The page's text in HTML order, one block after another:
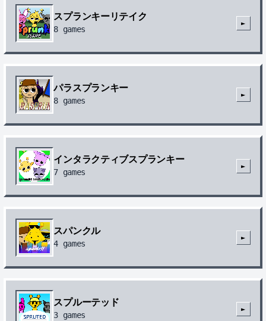
スプランキーリテイク
8 games
►
パラスプランキー
8 games
►
インタラクティブスプランキー
7 games
►
スパンクル
4 games
►
スプルーテッド
3 games
►